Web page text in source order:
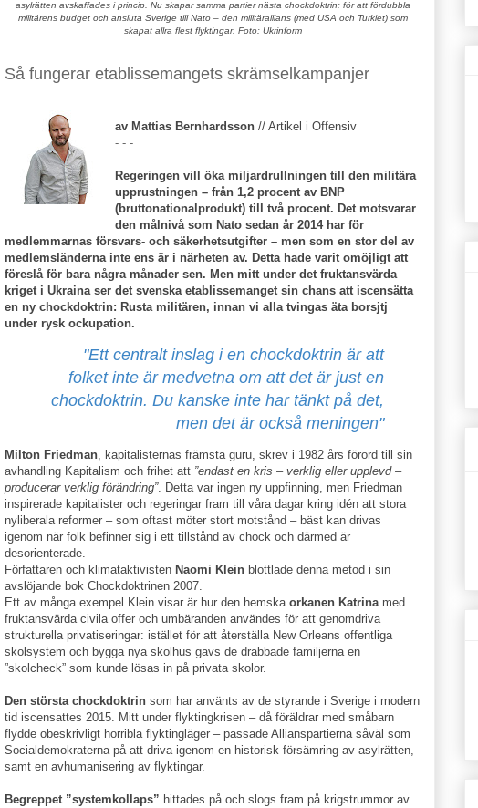
asylrätten avskaffades i princip. Nu skapar samma partier nästa chockdoktrin: för att fördubbla
militärens budget och ansluta Sverige till Nato – den militärallians (med USA och Turkiet) som
skapat allra flest flyktingar. Foto: Ukrinform
Så fungerar etablissemangets skrämselkampanjer
av Mattias Bernhardsson // Artikel i Offensiv
- - -
Regeringen vill öka miljardrullningen till den militära
upprustningen – från 1,2 procent av BNP
(bruttonationalprodukt) till två procent. Det motsvarar
den målnivå som Nato sedan år 2014 har för
medlemmarnas försvars- och säkerhetsutgifter – men som en stor del av
medlemsländerna inte ens är i närheten av. Detta hade varit omöjligt att
föreslå för bara några månader sen. Men mitt under det fruktansvärda
kriget i Ukraina ser det svenska etablissemanget sin chans att iscensätta
en ny chockdoktrin: Rusta militären, innan vi alla tvingas äta borsjtj
under rysk ockupation.
"Ett centralt inslag i en chockdoktrin är att
folket inte är medvetna om att det är just en
chockdoktrin. Du kanske inte har tänkt på det,
men det är också meningen"
Milton Friedman, kapitalisternas främsta guru, skrev i 1982 års förord till sin
avhandling Kapitalism och frihet att ”endast en kris – verklig eller upplevd –
producerar verklig förändring”. Detta var ingen ny uppfinning, men Friedman
inspirerade kapitalister och regeringar fram till våra dagar kring idén att stora
nyliberala reformer – som oftast möter stort motstånd – bäst kan drivas
igenom när folk befinner sig i ett tillstånd av chock och därmed är
desorienterade.
Författaren och klimataktivisten Naomi Klein blottlade denna metod i sin
avslöjande bok Chockdoktrinen 2007.
Ett av många exempel Klein visar är hur den hemska orkanen Katrina med
fruktansvärda civila offer och umbäranden användes för att genomdriva
strukturella privatiseringar: istället för att återställa New Orleans offentliga
skolsystem och bygga nya skolhus gavs de drabbade familjerna en
”skolcheck” som kunde lösas in på privata skolor.
Den största chockdoktrin som har använts av de styrande i Sverige i modern
tid iscensattes 2015. Mitt under flyktingkrisen – då föräldrar med småbarn
flydde obeskrivligt horribla flyktingläger – passade Allianspartierna såväl som
Socialdemokraterna på att driva igenom en historisk försämring av asylrätten,
samt en avhumanisering av flyktingar.
Begreppet ”systemkollaps” hittades på och slogs fram på krigstrummor av